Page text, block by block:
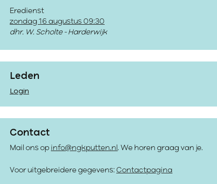
Eredienst
zondag 16 augustus 09:30
dhr. W. Scholte - Harderwijk
Leden
Login
Contact
Mail ons op info@ngkputten.nl . We horen graag van je.
Voor uitgebreidere gegevens: Contactpagina